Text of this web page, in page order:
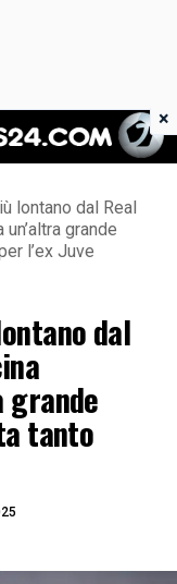
lontano dal Real
grande
l’ex Juve
dal
grande
tanto
×